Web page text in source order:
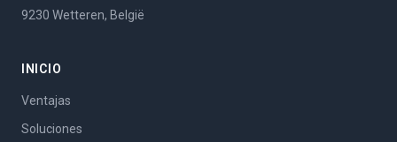
9230 Wetteren, België
INICIO
Ventajas
Soluciones